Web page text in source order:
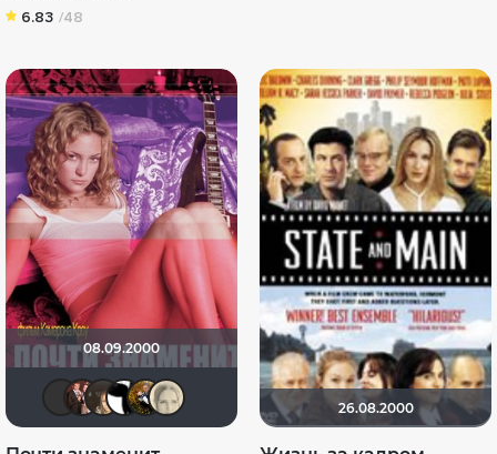
6.83 /48
08.09.2000
Blondine
id176296158
OlesyaShat
Alex Smith 21
ИВАН «ЧП РОССИЯ ОН
Лена Кучак
26.08.2000